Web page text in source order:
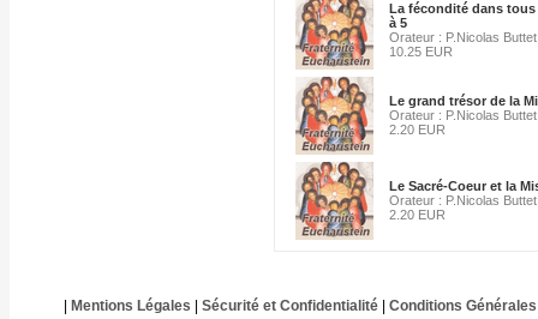
La fécondité dans tous
à 5
Orateur : P.Nicolas Buttet
10.25 EUR
Le grand trésor de la
Orateur : P.Nicolas Buttet
2.20 EUR
Le Sacré-Coeur et la
Orateur : P.Nicolas Buttet
2.20 EUR
Mentions Légales Sécurité et Confidentialité| Conditions Générales